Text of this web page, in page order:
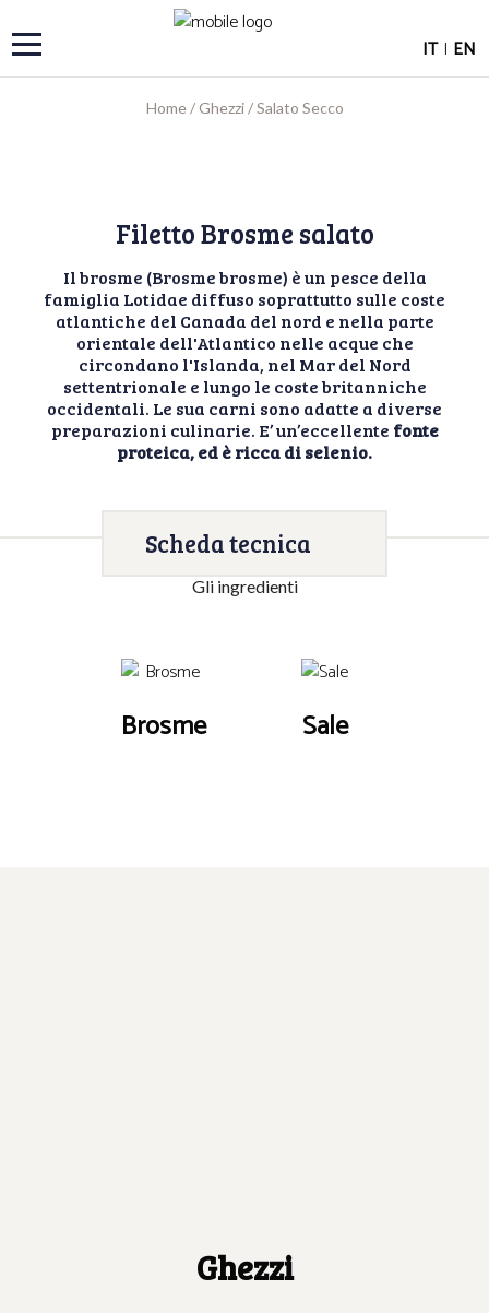
IT | EN
Home/Ghezzi/Salato Secco
Filetto Brosme salato
Il brosme (Brosme brosme) è un pesce della
famiglia Lotidae diffuso soprattutto sulle coste
atlantiche del Canada del nord e nella parte
orientale dell'Atlantico nelle acque che
circondano l'Islanda, nel Mar del Nord
settentrionale e lungo le coste britanniche
occidentali. Le sua carni sono adatte a diverse
preparazioni culinarie. E’ un’eccellente fonte
proteica, ed è ricca di selenio.
Scheda tecnica
Gli ingredienti
Brosme Sale
Ghezzi